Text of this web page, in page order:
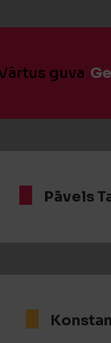
guva
Pāvels